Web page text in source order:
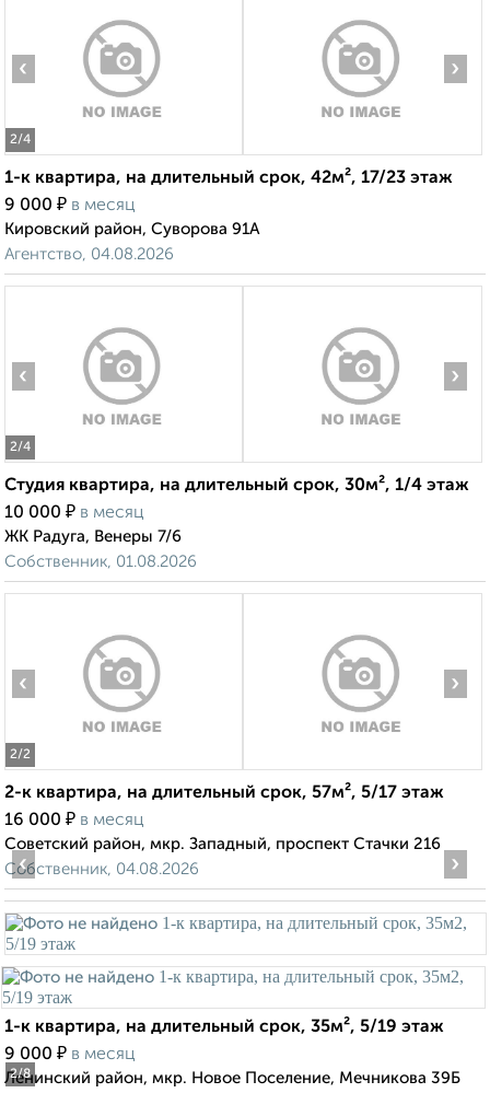
2/4
‹ ›
1-к квартира, на длительный срок, 42м², 17/23 этаж
9 000 ₽ в месяц
Кировский район, Суворова 91А
Агентство, 04.08.2026
2/4
‹ ›
Студия квартира, на длительный срок, 30м², 1/4 этаж
10 000 ₽ в месяц
ЖК Радуга, Венеры 7/6
Собственник, 01.08.2026
2/2
‹ ›
2-к квартира, на длительный срок, 57м², 5/17 этаж
16 000 ₽ в месяц
Советский район, мкр. Западный, проспект Стачки 216
Собственник, 04.08.2026
2/8
‹ ›
1-к квартира, на длительный срок, 35м², 5/19 этаж
9 000 ₽ в месяц
Ленинский район, мкр. Новое Поселение, Мечникова 39Б